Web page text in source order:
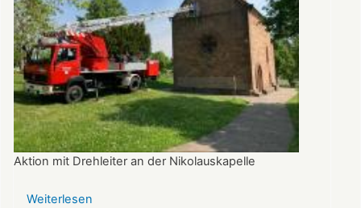
Aktion mit Drehleiter an der Nikolauskapelle
Weiterlesen